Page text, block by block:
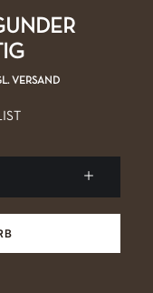
VERSAND